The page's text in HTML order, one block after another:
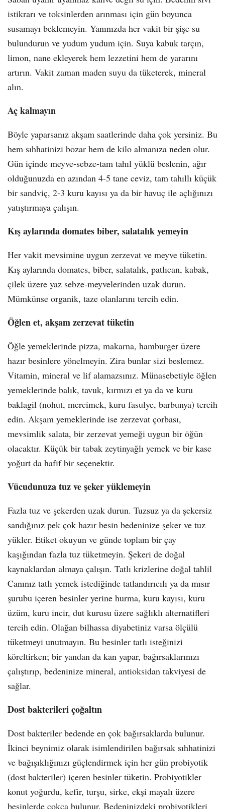
istikrarı ve toksinlerden arınması için gün boyunca
susamayı beklemeyin. Yanınızda her vakit bir şişe su
bulundurun ve yudum yudum için. Suya kabuk tarçın,
limon, nane ekleyerek hem lezzetini hem de yararını
artırın. Vakit zaman maden suyu da tüketerek, mineral
alın.
Aç kalmayın
Böyle yaparsanız akşam saatlerinde daha çok yersiniz. Bu
hem sıhhatinizi bozar hem de kilo almanıza neden olur.
Gün içinde meyve-sebze-tam tahıl yüklü beslenin, ağır
olduğunuzda en azından 4-5 tane ceviz, tam tahıllı küçük
bir sandviç, 2-3 kuru kayısı ya da bir havuç ile açlığınızı
yatıştırmaya çalışın.
Kış aylarında domates biber, salatalık yemeyin
Her vakit mevsimine uygun zerzevat ve meyve tüketin.
Kış aylarında domates, biber, salatalık, patlıcan, kabak,
çilek üzere yaz sebze-meyvelerinden uzak durun.
Mümkünse organik, taze olanlarını tercih edin.
Öğlen et, akşam zerzevat tüketin
Öğle yemeklerinde pizza, makarna, hamburger üzere
hazır besinlere yönelmeyin. Zira bunlar sizi beslemez.
Vitamin, mineral ve lif alamazsınız. Münasebetiyle öğlen
yemeklerinde balık, tavuk, kırmızı et ya da ve kuru
baklagil (nohut, mercimek, kuru fasulye, barbunya) tercih
edin. Akşam yemeklerinde ise zerzevat çorbası,
mevsimlik salata, bir zerzevat yemeği uygun bir öğün
olacaktır. Küçük bir tabak zeytinyağlı yemek ve bir kase
yoğurt da hafif bir seçenektir.
Vücudunuza tuz ve şeker yüklemeyin
Fazla tuz ve şekerden uzak durun. Tuzsuz ya da şekersiz
sandığınız pek çok hazır besin bedeninize şeker ve tuz
yükler. Etiket okuyun ve günde toplam bir çay
kaşığından fazla tuz tüketmeyin. Şekeri de doğal
kaynaklardan almaya çalışın. Tatlı krizlerine doğal tahlil
Canınız tatlı yemek istediğinde tatlandırıcılı ya da mısır
şurubu içeren besinler yerine hurma, kuru kayısı, kuru
üzüm, kuru incir, dut kurusu üzere sağlıklı alternatifleri
tercih edin. Olağan bilhassa diyabetiniz varsa ölçülü
tüketmeyi unutmayın. Bu besinler tatlı isteğinizi
köreltirken; bir yandan da kan yapar, bağırsaklarınızı
çalıştırıp, bedeninize mineral, antioksidan takviyesi de
sağlar.
Dost bakterileri çoğaltın
Dost bakteriler bedende en çok bağırsaklarda bulunur.
İkinci beynimiz olarak isimlendirilen bağırsak sıhhatinizi
ve bağışıklığınızı güçlendirmek için her gün probiyotik
(dost bakteriler) içeren besinler tüketin. Probiyotikler
konut yoğurdu, kefir, turşu, sirke, ekşi mayalı üzere
besinlerde çokça bulunur. Bedeninizdeki probiyotikleri